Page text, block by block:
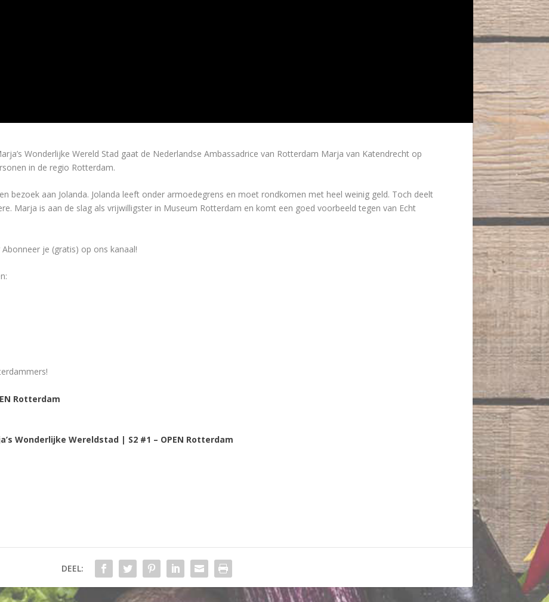
Wonderlijke Wereld Stad gaat de Nederlandse Ambassadrice van Rotterdam Marja van Katendrecht op
in de regio Rotterdam.
bezoek aan Jolanda. Jolanda leeft onder armoedegrens en moet rondkomen met heel weinig geld. Toch deelt
Marja is aan de slag als vrijwilligster in Museum Rotterdam en komt een goed voorbeeld tegen van Echt
je (gratis) op ons kanaal!
Rotterdam
Wonderlijke Wereldstad | S2 #1 – OPEN Rotterdam
DEEL: